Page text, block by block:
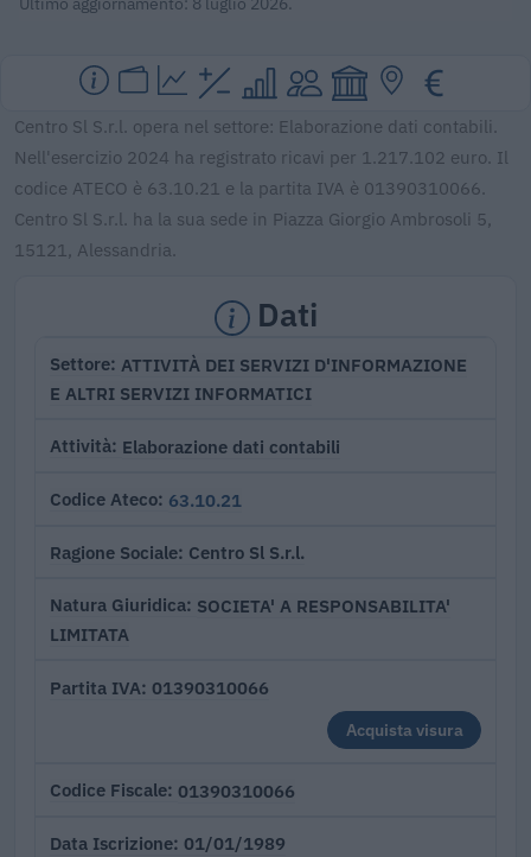
Centro Sl S.r.l. opera nel settore: Elaborazione dati contabili.
Nell'esercizio 2024 ha registrato ricavi per 1.217.102 euro. Il
codice ATECO è 63.10.21 e la partita IVA è 01390310066.
Centro Sl S.r.l. ha la sua sede in Piazza Giorgio Ambrosoli 5,
15121, Alessandria.
Dati
Settore ATTIVITÀ DEI SERVIZI D'INFORMAZIONE
E ALTRI SERVIZI INFORMATICI
Attività Elaborazione dati contabili
Codice Ateco 63.10.21
Ragione Sociale Centro Sl S.r.l.
Natura Giuridica SOCIETA' A RESPONSABILITA'
LIMITATA
Partita IVA 01390310066
Acquista visura
Codice Fiscale 01390310066
Data Iscrizione 01/01/1989